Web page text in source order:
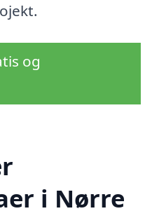
og
i Nørre